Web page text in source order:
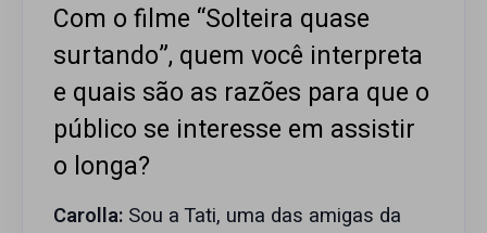
Com o filme “Solteira quase
surtando”, quem você interpreta
e quais são as razões para que o
público se interesse em assistir
o longa?
Carolla: Sou a Tati, uma das amigas da